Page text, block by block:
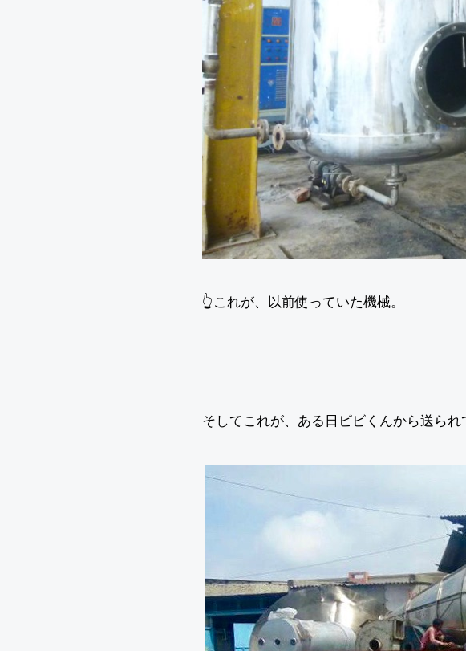
👆これが、以前使っていた機械。
そしてこれが、ある日ビビくんから送ら